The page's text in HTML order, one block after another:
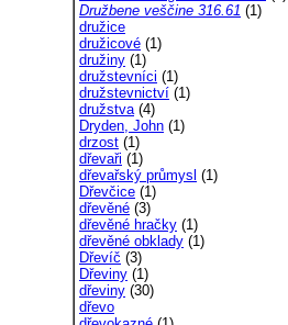
Družbene veščine 316.61 (1)
družice
družicové (1)
družiny (1)
družstevníci (1)
družstevnictví (1)
družstva(4)
Dryden, John (1)
drzost (1)
dřevaři (1)
dřevařský průmysl (1)
Dřevčice (1)
dřevěné (3)
dřevěné hračky (1)
dřevěné obklady (1)
Dřevíč (3)
Dřeviny (1)
dřeviny (30)
dřevo